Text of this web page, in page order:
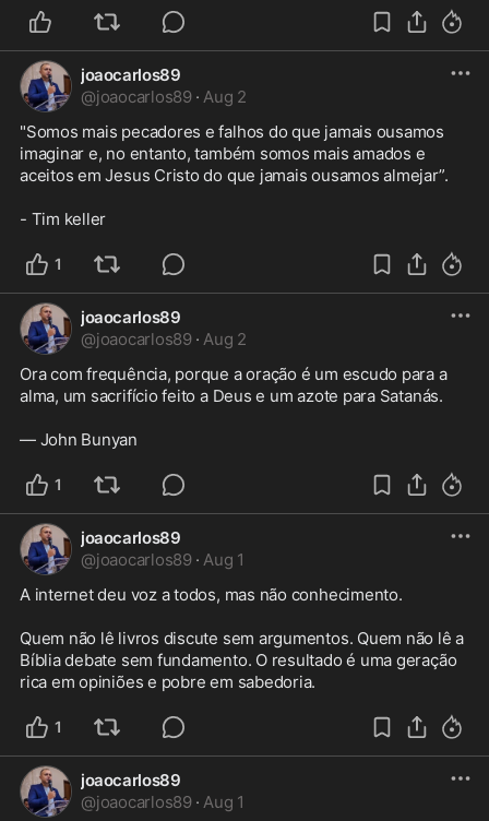
joaocarlos89
@joaocarlos89 · Aug 2
"Somos mais pecadores e falhos do que jamais ousamos
imaginar e, no entanto, também somos mais amados e
aceitos em Jesus Cristo do que jamais ousamos almejar”.
- Tim keller
1
joaocarlos89
@joaocarlos89 · Aug 2
Ora com frequência, porque a oração é um escudo para a
alma, um sacrifício feito a Deus e um azote para Satanás.
— John Bunyan
1
joaocarlos89
@joaocarlos89 · Aug 1
A internet deu voz a todos, mas não conhecimento.
Quem não lê livros discute sem argumentos. Quem não lê a
Bíblia debate sem fundamento. O resultado é uma geração
rica em opiniões e pobre em sabedoria.
1
joaocarlos89
@joaocarlos89 · Aug 1